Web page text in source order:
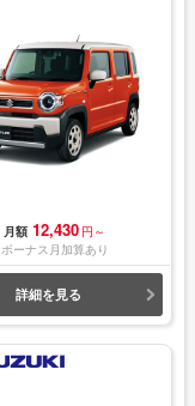
月額 12,430 円～
ボーナス月加算あり
詳細を見る